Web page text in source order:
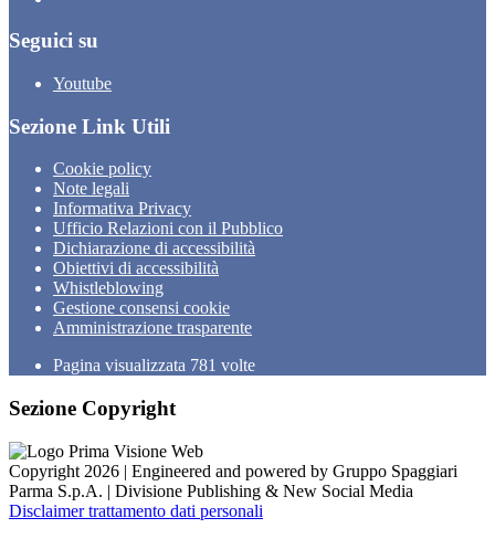
Seguici su
Youtube
Sezione Link Utili
Cookie policy
Note legali
Informativa Privacy
Ufficio Relazioni con il Pubblico
Dichiarazione di accessibilità
Obiettivi di accessibilità
Whistleblowing
Gestione consensi cookie
Amministrazione trasparente
Pagina visualizzata 781 volte
Sezione Copyright
Copyright 2026 | Engineered and powered by Gruppo Spaggiari
Parma S.p.A. | Divisione Publishing & New Social Media
Disclaimer trattamento dati personali